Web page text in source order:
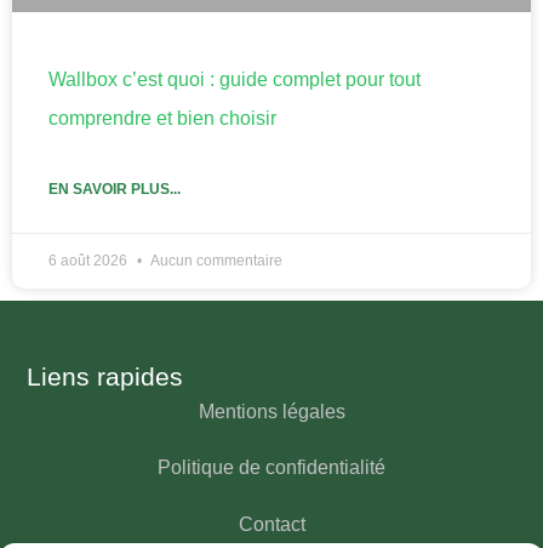
Wallbox c’est quoi : guide complet pour tout
comprendre et bien choisir
EN SAVOIR PLUS...
6 août 2026 Aucun commentaire
Liens rapides
Mentions légales
Politique de confidentialité
Contact